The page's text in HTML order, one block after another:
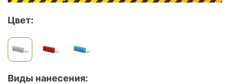
Цвет:
Виды нанесения: